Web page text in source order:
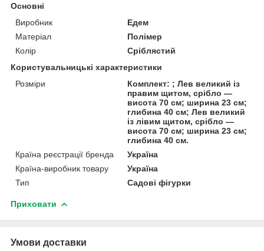
Основні
Виробник
Едем
Матеріал
Полімер
Колір
Сріблястий
Користувальницькі характеристики
Розміри
Комплект: ; Лев великий із
правим щитом, срібло —
висота 70 см; ширина 23 см;
глибина 40 см; Лев великий
із лівим щитом, срібло —
висота 70 см; ширина 23 см;
глибина 40 см.
Країна реєстрації бренда
Україна
Країна-виробник товару
Україна
Тип
Садові фігурки
Приховати
Умови доставки